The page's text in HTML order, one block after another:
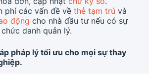
phí các vấn đề về thẻ tạm trú và
động cho nhà đầu tư nếu có sự
danh quản lý.
pháp lý tối ưu cho mọi sự thay